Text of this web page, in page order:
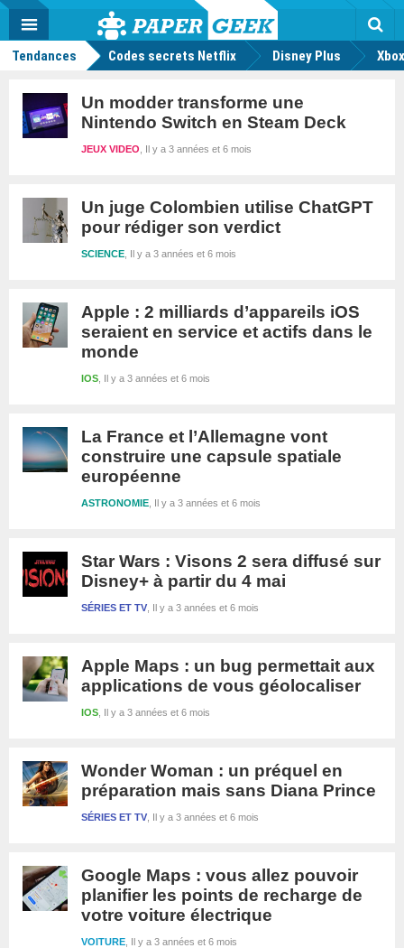
Actu
geek
MENU
Tendances Codes secrets Netflix Disney Plus
Un modder transforme une
Nintendo Switch en Steam Deck
Il y a 3 années et 6 mois
JEUX VIDEO
Un juge Colombien utilise ChatGPT
pour rédiger son verdict
Il y a 3 années et 6 mois
SCIENCE
Apple : 2 milliards d’appareils iOS
seraient en service et actifs dans le
monde
Il y a 3 années et 6 mois
IOS
La France et l’Allemagne vont
construire une capsule spatiale
européenne
Il y a 3 années et 6 mois
ASTRONOMIE
Star Wars : Visons 2 sera diffusé sur
Disney+ à partir du 4 mai
Il y a 3 années et 6 mois
SÉRIES ET TV
Apple Maps : un bug permettait aux
applications de vous géolocaliser
Il y a 3 années et 6 mois
IOS
Wonder Woman : un préquel en
préparation mais sans Diana Prince
Il y a 3 années et 6 mois
SÉRIES ET TV
Google Maps : vous allez pouvoir
planifier les points de recharge de
votre voiture électrique
Il y a 3 années et 6 mois
VOITURE
Mode
FacebookTwitter Youtube